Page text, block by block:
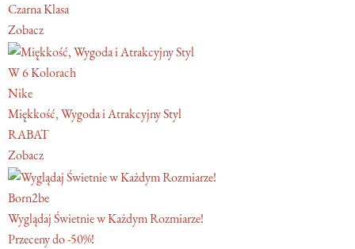
Czarna Klasa
Zobacz
W 6 Kolorach
Nike
Miękkość, Wygoda i Atrakcyjny Styl
RABAT
Zobacz
Born2be
Wyglądaj Świetnie w Każdym Rozmiarze!
Przeceny do -50%!